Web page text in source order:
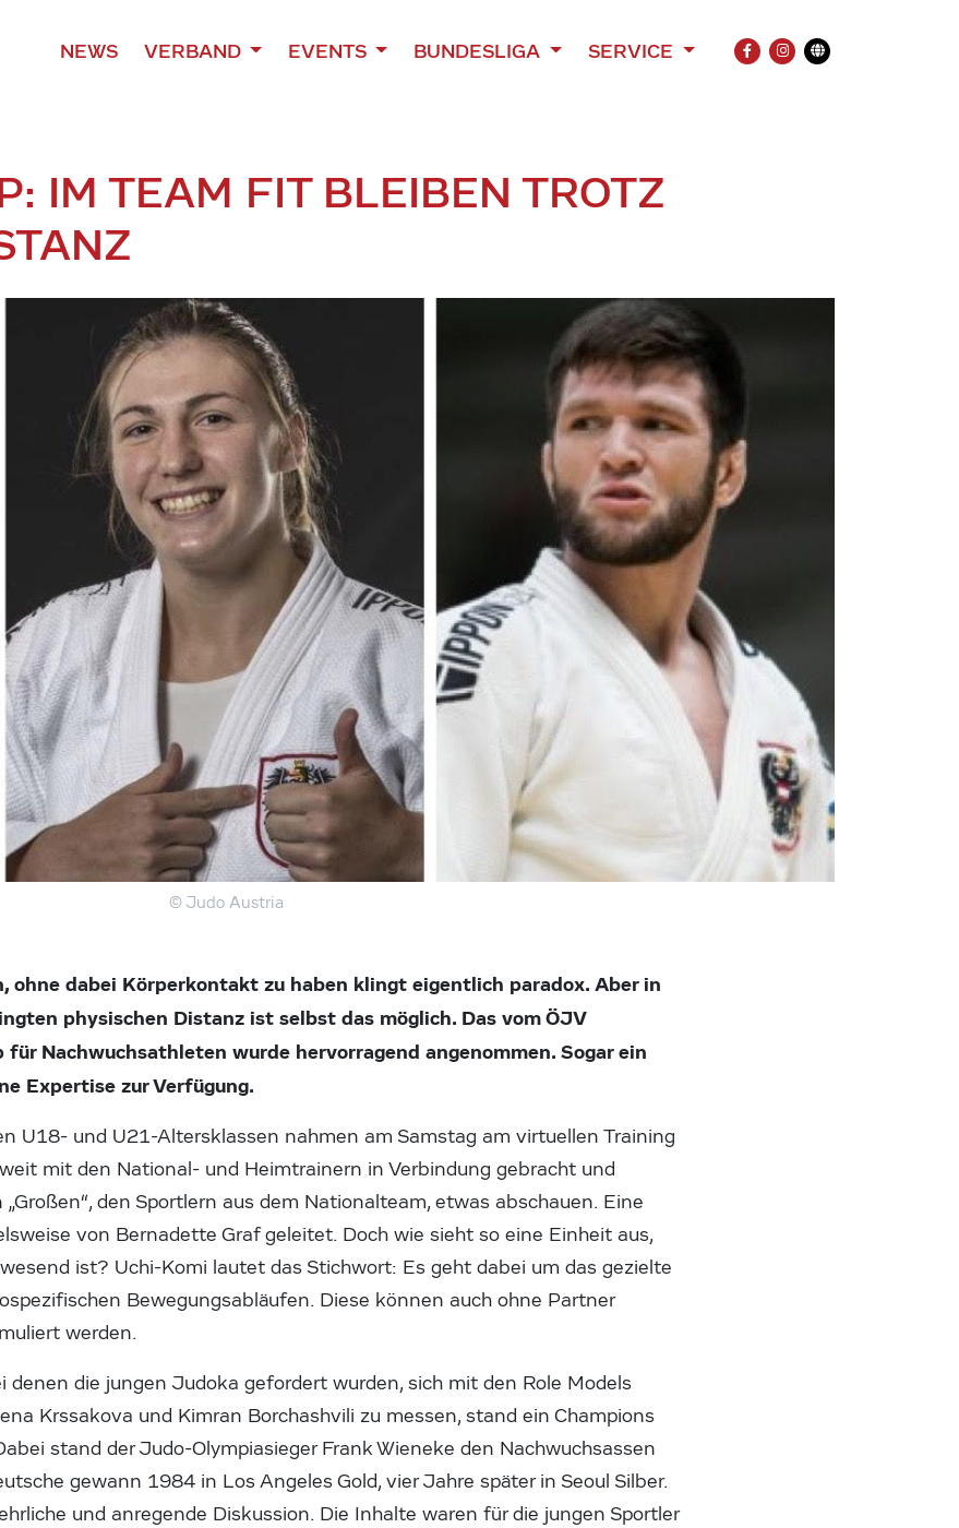
NEWS VERBAND EVENTS BUNDESLIGA SERVICE
FACEBOOK
INSTAGRAM
Übersetzung
IM TEAM FIT BLEIBEN TROTZ
© Judo Austria
ohne dabei Körperkontakt zu haben klingt eigentlich paradox. Aber in
physischen Distanz ist selbst das möglich. Das vom ÖJV
Nachwuchsathleten wurde hervorragend angenommen. Sogar ein
Expertise zur Verfügung.
U18- und U21-Altersklassen nahmen am Samstag am virtuellen Training
mit den National- und Heimtrainern in Verbindung gebracht und
den Sportlern aus dem Nationalteam, etwas abschauen. Eine
von Bernadette Graf geleitet. Doch wie sieht so eine Einheit aus,
ist? Uchi-Komi lautet das Stichwort: Es geht dabei um das gezielte
Bewegungsabläufen. Diese können auch ohne Partner
werden.
denen die jungen Judoka gefordert wurden, sich mit den Role Models
Krssakova und Kimran Borchashvili zu messen, stand ein Champions
stand der Judo-Olympiasieger Frank Wieneke den Nachwuchsassen
gewann 1984 in Los Angeles Gold, vier Jahre später in Seoul Silber.
und anregende Diskussion. Die Inhalte waren für die jungen Sportler